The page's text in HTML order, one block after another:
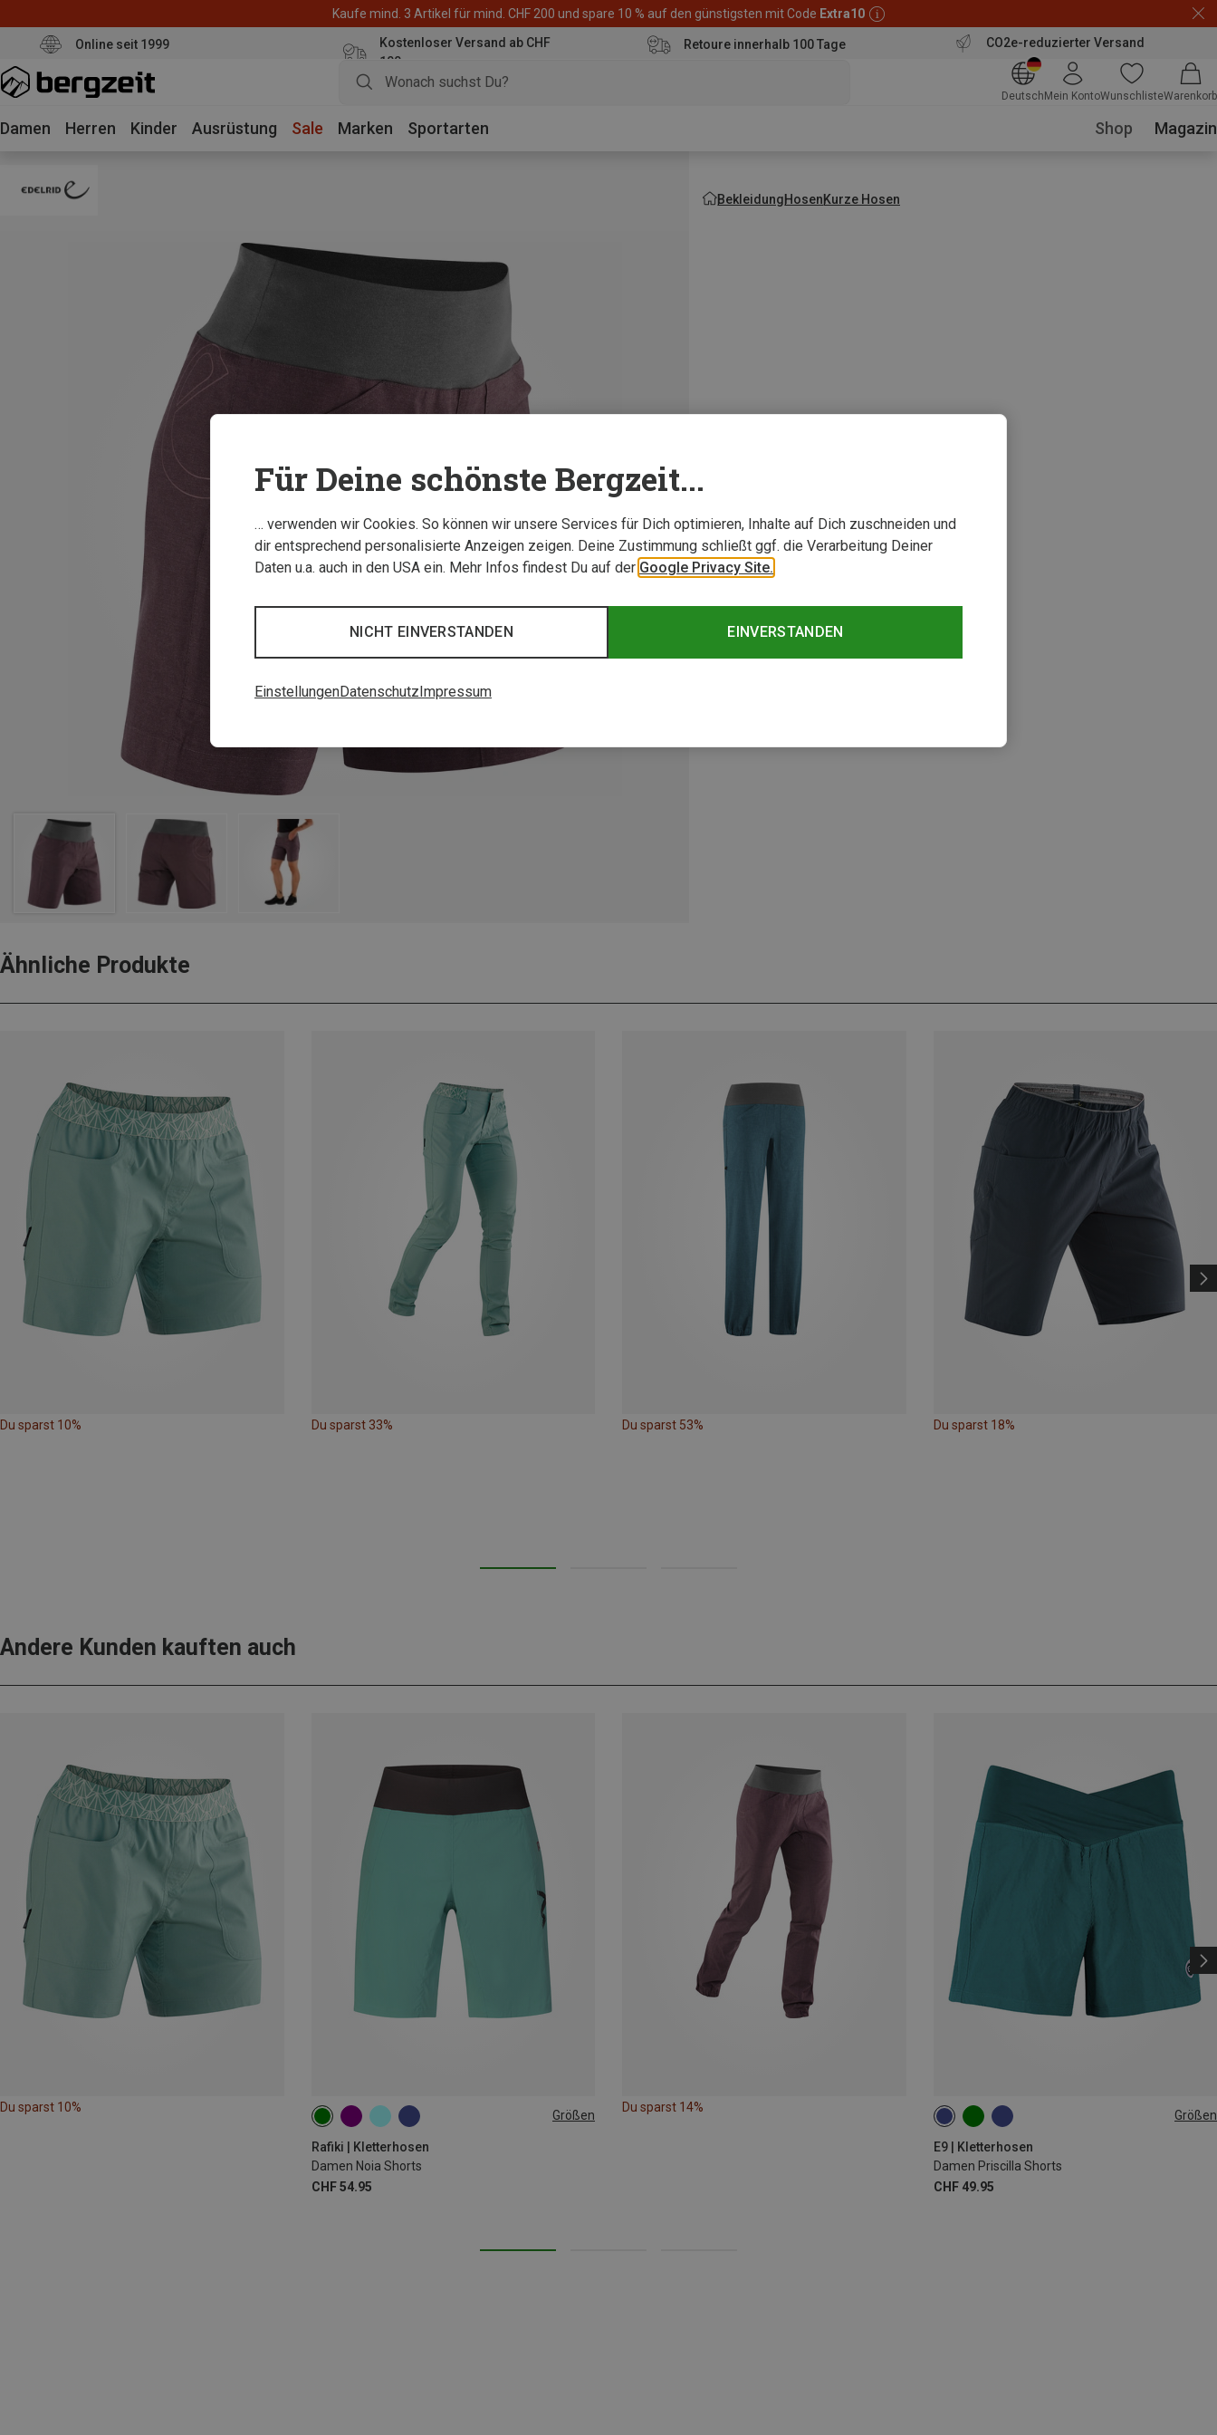
Kaufe mind. 3 Artikel für mind. CHF 200 und spare 10 % auf den günstigsten mit Code Extra10
Online seit 1999
Kostenloser Versand ab CHF
100
Retoure innerhalb 100 Tage CO2e-reduzierter Versand
Deutsch Mein KontoWunschlisteWarenkorb
Damen Herren Kinder Ausrüstung Sale Marken Sportarten Shop Magazin
BekleidungHosenKurze Hosen
Ähnliche Produkte
Du sparst 10% Du sparst 33% Du sparst 53% Du sparst 18%
Andere Kunden kauften auch
Du sparst 10%
Größen
Rafiki | Kletterhosen
Damen Noia Shorts
CHF 54.95
XS S M
Du sparst 14%
Größen
E9 | Kletterhosen
Damen Priscilla Shorts
CHF 49.95
S M
Für Deine schönste Bergzeit...
… verwenden wir Cookies. So können wir unsere Services für Dich optimieren, Inhalte auf Dich zuschneiden und
dir entsprechend personalisierte Anzeigen zeigen. Deine Zustimmung schließt ggf. die Verarbeitung Deiner
Daten u.a. auch in den USA ein. Mehr Infos findest Du auf der Google Privacy Site.
EINVERSTANDEN
NICHT EINVERSTANDEN
EinstellungenDatenschutz Impressum